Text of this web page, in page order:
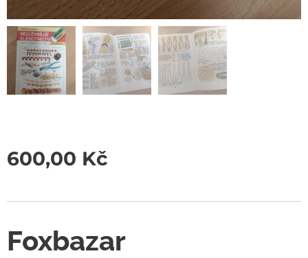
600,00 Kč
Foxbazar